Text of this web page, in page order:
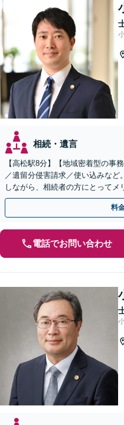
相続・遺言
【高松駅8分】【地域密着型の事
／遺留分侵害請求／使い込みな
しながら、相続者の方にとってメ
日／夜間面談OK（要予約）】
料
電話でお問い合わせ